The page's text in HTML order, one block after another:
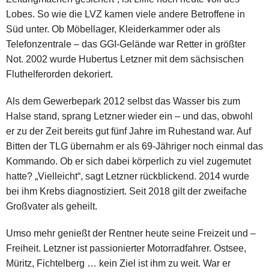
Lobes. So wie die LVZ kamen viele andere Betroffene in
Süd unter. Ob Möbellager, Kleiderkammer oder als
Telefonzentrale – das GGI-Gelände war Retter in größter
Not. 2002 wurde Hubertus Letzner mit dem sächsischen
Fluthelferorden dekoriert.
Als dem Gewerbepark 2012 selbst das Wasser bis zum
Halse stand, sprang Letzner wieder ein – und das, obwohl
er zu der Zeit bereits gut fünf Jahre im Ruhestand war. Auf
Bitten der TLG übernahm er als 69-Jähriger noch einmal das
Kommando. Ob er sich dabei körperlich zu viel zugemutet
hatte? „Vielleicht“, sagt Letzner rückblickend. 2014 wurde
bei ihm Krebs diagnostiziert. Seit 2018 gilt der zweifache
Großvater als geheilt.
Umso mehr genießt der Rentner heute seine Freizeit und –
Freiheit. Letzner ist passionierter Motorradfahrer. Ostsee,
Müritz, Fichtelberg … kein Ziel ist ihm zu weit. War er